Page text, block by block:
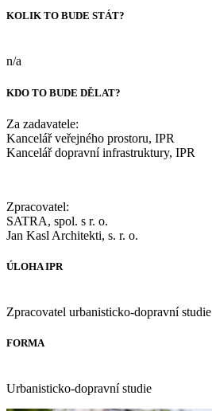
KOLIK TO BUDE STÁT?
n/a
KDO TO BUDE DĚLAT?
Za zadavatele:
Kancelář veřejného prostoru, IPR
Kancelář dopravní infrastruktury, IPR
Zpracovatel:
SATRA, spol. s r. o.
Jan Kasl Architekti, s. r. o.
ÚLOHA IPR
Zpracovatel urbanisticko-dopravní studie
FORMA
Urbanisticko-dopravní studie